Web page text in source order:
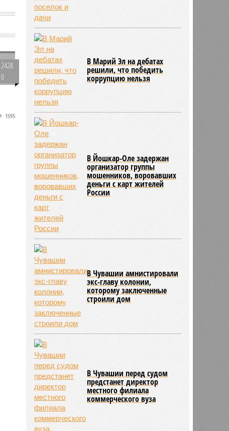
2428
0
1595
В Марий Эл на дебатах
решили, что победить
коррупцию нельзя
В Йошкар-Оле задержан
организатор группы
мошенников, воровавших
деньги с карт жителей
России
В Чувашии амнистировали
экс-главу колонии,
которому заключенные
строили дом
В Чувашии перед судом
предстанет директор
местного филиала
коммерческого вуза